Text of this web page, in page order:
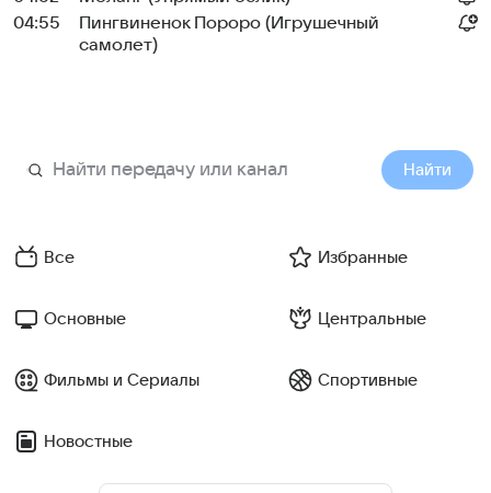
04:55
Пингвиненок Пороро (Игрушечный
самолет)
Найти
Все Избранные
Основные Центральные
Фильмы и Сериалы Спортивные
Новостные